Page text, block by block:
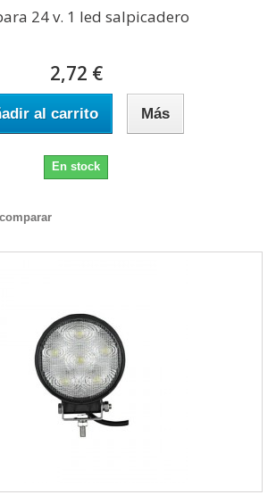
24 v. 1 led salpicadero
2,72 €
al carrito Más
En stock